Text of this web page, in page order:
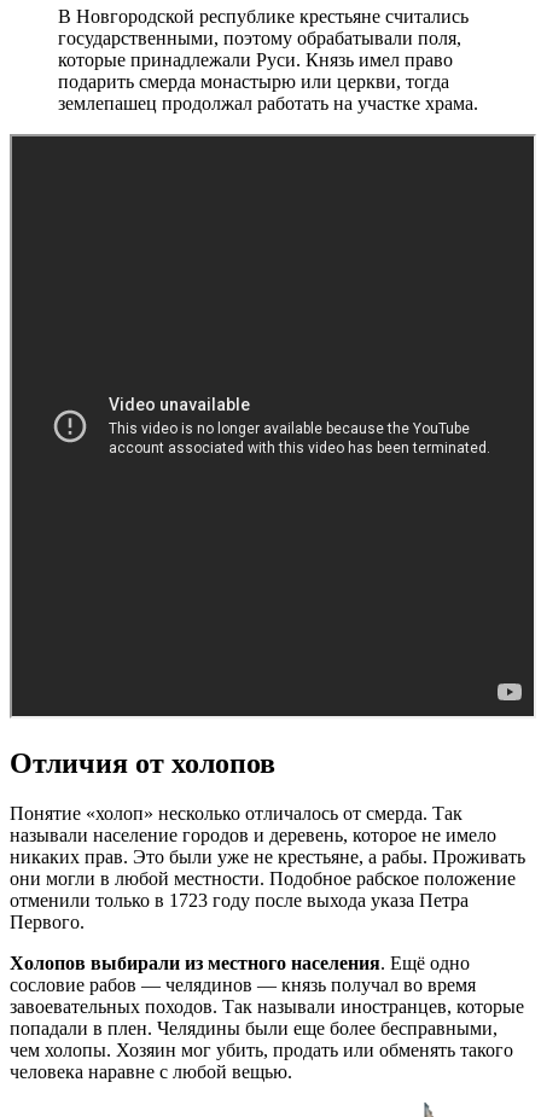
В Новгородской республике крестьяне считались
государственными, поэтому обрабатывали поля,
которые принадлежали Руси. Князь имел право
подарить смерда монастырю или церкви, тогда
землепашец продолжал работать на участке храма.
Отличия от холопов
Понятие «холоп» несколько отличалось от смерда. Так
называли население городов и деревень, которое не имело
никаких прав. Это были уже не крестьяне, а рабы. Проживать
они могли в любой местности. Подобное рабское положение
отменили только в 1723 году после выхода указа Петра
Первого.
Холопов выбирали из местного населения. Ещё одно
сословие рабов — челядинов — князь получал во время
завоевательных походов. Так называли иностранцев, которые
попадали в плен. Челядины были еще более бесправными,
чем холопы. Хозяин мог убить, продать или обменять такого
человека наравне с любой вещью.